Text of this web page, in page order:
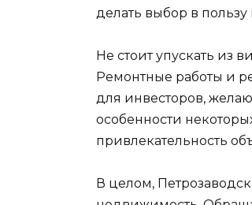
делать выбор в
Не стоит упускать из
Ремонтные работы и
для инвесторов,
особенности
привлекательность
В целом,